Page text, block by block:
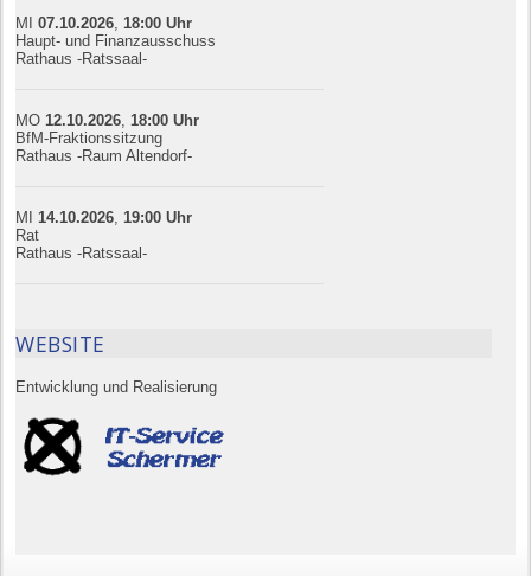
MI07.10.2026 18:00 Uhr
Haupt- und Finanzausschuss
Rathaus -Ratssaal-
MO 12.10.2026 18:00 Uhr
BfM-Fraktionssitzung
Rathaus -Raum Altendorf-
MI 14.10.2026 19:00 Uhr
Rat
Rathaus -Ratssaal-
WEBSITE
Entwicklung und Realisierung